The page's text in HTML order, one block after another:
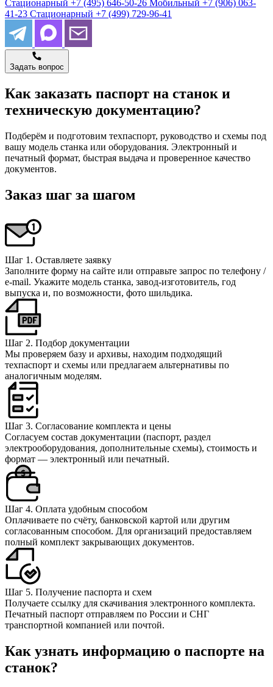
Стационарный +7 (495) 646-50-26 Мобильный +7 (906) 063-
41-23 Стационарный +7 (499) 729-96-41
Задать вопрос
Как заказать паспорт на станок и
техническую документацию?
Подберём и подготовим техпаспорт, руководство и схемы под
вашу модель станка или оборудования. Электронный и
печатный формат, быстрая выдача и проверенное качество
документов.
Заказ шаг за шагом
Шаг 1. Оставляете заявку
Заполните форму на сайте или отправьте запрос по телефону /
e‑mail. Укажите модель станка, завод‑изготовитель, год
выпуска и, по возможности, фото шильдика.
Шаг 2. Подбор документации
Мы проверяем базу и архивы, находим подходящий
техпаспорт и схемы или предлагаем альтернативы по
аналогичным моделям.
Шаг 3. Согласование комплекта и цены
Согласуем состав документации (паспорт, раздел
электрооборудования, дополнительные схемы), стоимость и
формат — электронный или печатный.
Шаг 4. Оплата удобным способом
Оплачиваете по счёту, банковской картой или другим
согласованным способом. Для организаций предоставляем
полный комплект закрывающих документов.
Шаг 5. Получение паспорта и схем
Получаете ссылку для скачивания электронного комплекта.
Печатный паспорт отправляем по России и СНГ
транспортной компанией или почтой.
Как узнать информацию о паспорте на
станок?